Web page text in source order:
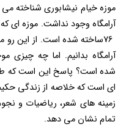
آرامگاه وجود نداشت. موزه ای
76ساخته شده است. از این رو
آرامگاه بدانیم. اما چه چیزی
شده است؟ پاسخ این است که
ای است که خلاصه از زندگی
زمینه های شعر، ریاضیات و
تمام نشان می دهد.